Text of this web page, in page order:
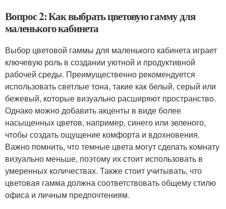
Вопрос 2: Как выбрать цветовую гамму для
маленького кабинета
Выбор цветовой гаммы для маленького кабинета играет
ключевую роль в создании уютной и продуктивной
рабочей среды. Преимущественно рекомендуется
использовать светлые тона, такие как белый, серый или
бежевый, которые визуально расширяют пространство.
Однако можно добавить акценты в виде более
насыщенных цветов, например, синего или зеленого,
чтобы создать ощущение комфорта и вдохновения.
Важно помнить, что темные цвета могут сделать комнату
визуально меньше, поэтому их стоит использовать в
умеренных количествах. Также стоит учитывать, что
цветовая гамма должна соответствовать общему стилю
офиса и личным предпочтениям.